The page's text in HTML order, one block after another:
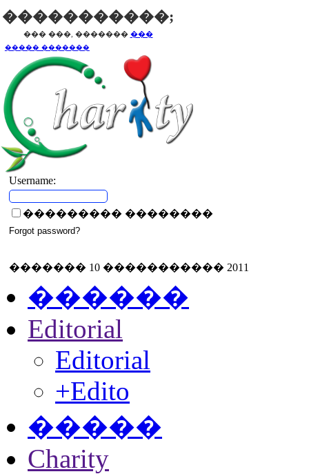
�����������;
��� ���, ������� ���
����� �������
Username:
��������� ��������
������� 10 ����������� 2011
������
Editorial
Editorial
+Edito
�����
Charity